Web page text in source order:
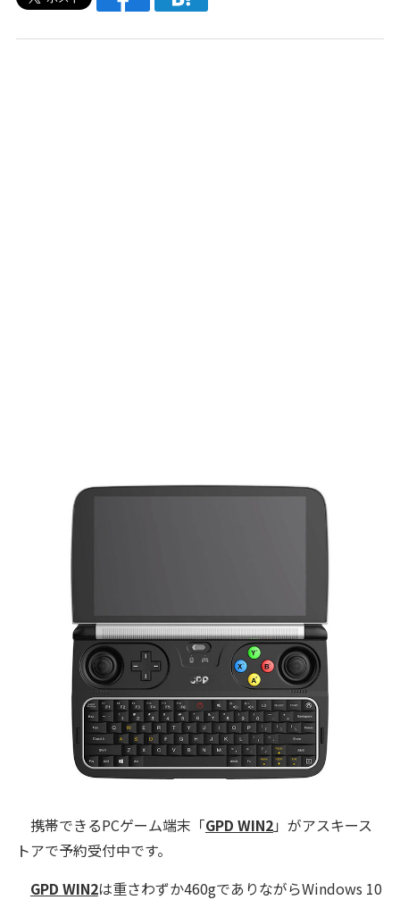
携帯できるPCゲーム端末「GPD WIN2」がアスキース
トアで予約受付中です。
GPD WIN2は重さわずか460gでありながらWindows 10